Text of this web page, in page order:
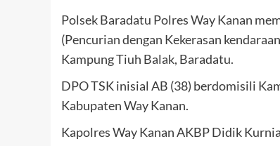
Polsek Baradatu Polres Way Kanan
(Pencurian dengan Kekerasan
Kampung Tiuh Balak, Baradatu.
DPO TSK inisial AB (38) berdomisili
Kabupaten Way Kanan.
Kapolres Way Kanan AKBP Didik